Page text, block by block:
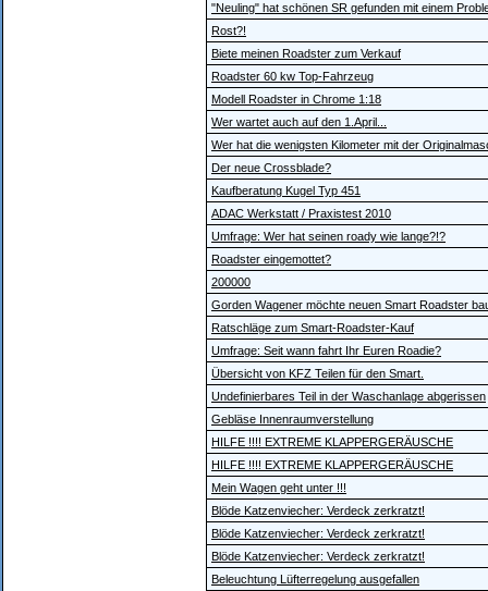
"Neuling" hat schönen SR gefunden mit einem
Rost?!
Biete meinen Roadster zum Verkauf
Roadster 60 kw Top-Fahrzeug
Modell Roadster in Chrome 1:18
Wer wartet auch auf den 1.April...
Wer hat die wenigsten Kilometer mit der
Der neue Crossblade?
Kaufberatung Kugel Typ 451
ADAC Werkstatt / Praxistest 2010
Umfrage: Wer hat seinen roady wie lange?!?
Roadster eingemottet?
200000
Gorden Wagener möchte neuen Smart Roadster
Ratschläge zum Smart-Roadster-Kauf
Umfrage: Seit wann fahrt Ihr Euren Roadie?
Übersicht von KFZ Teilen für den Smart.
Undefinierbares Teil in der Waschanlage abgerissen
Gebläse Innenraumverstellung
HILFE !!!! EXTREME KLAPPERGERÄUSCHE
HILFE !!!! EXTREME KLAPPERGERÄUSCHE
Mein Wagen geht unter !!!
Blöde Katzenviecher: Verdeck zerkratzt!
Blöde Katzenviecher: Verdeck zerkratzt!
Blöde Katzenviecher: Verdeck zerkratzt!
Beleuchtung Lüfterregelung ausgefallen